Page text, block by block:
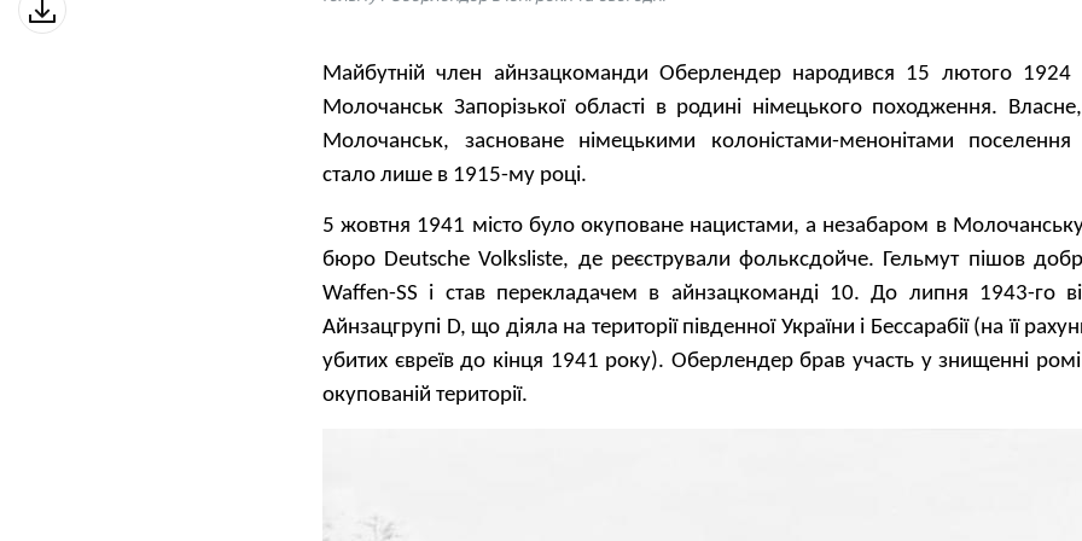
Майбутній член айнзацкоманди Оберлендер народився 15 лютого 1924
Молочанськ Запорізької області в родині німецького походження.
Молочанськ, засноване німецькими колоністами-менонітами поселення
стало лише в 1915-му році.
5 жовтня 1941 місто було окуповане нацистами, а незабаром в
бюро Deutsche Volksliste, де реєстрували фольксдойче. Гельмут пішов
Waffen-SS і став перекладачем в айнзацкоманді 10. До липня 1943-го
Айнзацгрупі D, що діяла на території південної України і Бессарабії (на її
убитих євреїв до кінця 1941 року). Оберлендер брав участь у знищенні
окупованій території.